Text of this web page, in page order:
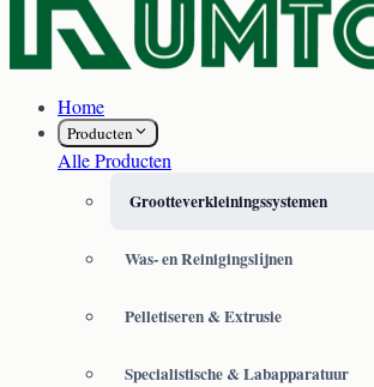
Home
Producten
Alle Producten
Grootteverkleiningssystemen
Was- en Reinigingslijnen
Pelletiseren & Extrusie
Specialistische & Labapparatuur